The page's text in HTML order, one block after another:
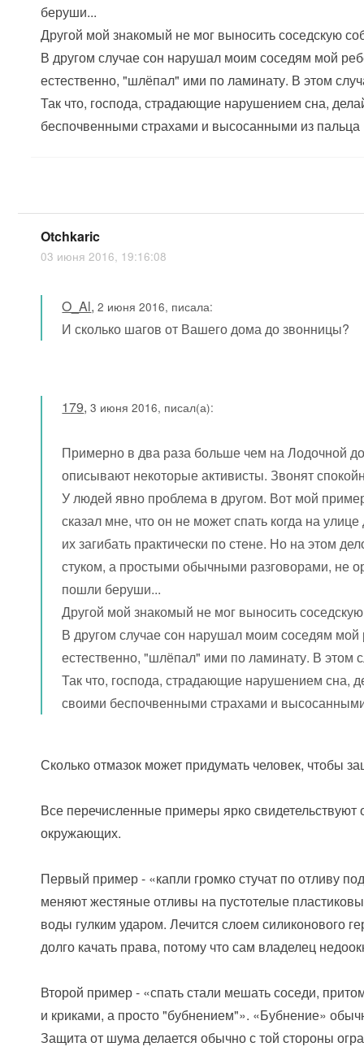
беруши...
Другой мой знакомый не мог выносить соседскую
В другом случае сон нарушал моим соседям мой
естественно, "шлёпал" ими по ламинату. В этом
Так что, господа, страдающие нарушением сна,
беспочвенными страхами и высосанными из
Otchkaric
03 июня 2016, 19:16:08
O_Al,2 июня 2016, писала:
И сколько шагов от Вашего дома до звонницы?
179,3 июня 2016, писал(а):
Примерно в два раза больше чем на Лодочной
описывают некоторые активисты. Звонят
У людей явно проблема в другом. Вот мой
сказал мне, что он не может спать когда на
их загибать практически по стене. Но на этом
стуком, а простыми обычными разговорами, не
пошли беруши...
Другой мой знакомый не мог выносить
В другом случае сон нарушал моим соседям
естественно, "шлёпал" ими по ламинату. В этом
Так что, господа, страдающие нарушением сна,
своими беспочвенными страхами и
Сколько отмазок может придумать человек, чтобы
Все перечисленные примеры ярко
окружающих.
Первый пример - «капли громко стучат по отливу
меняют жестяные отливы на пустотелые
воды гулким ударом. Лечится слоем силиконового
долго качать права, потому что сам владелец
Второй пример - «спать стали мешать соседи,
и криками, а просто "бубнением"». «Бубнение»
Защита от шума делается обычно с той стороны